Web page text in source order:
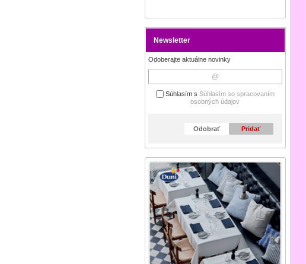
Newsletter
Odoberajte aktuálne novinky
Súhlasím s Súhlasím so spracovaním
osobných údajov
Odobrať Pridať